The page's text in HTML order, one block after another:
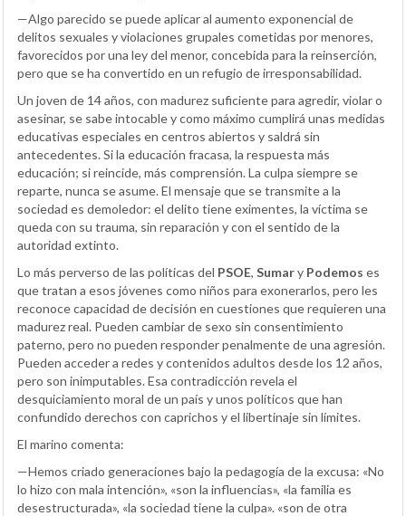
—Algo parecido se puede aplicar al aumento exponencial de
delitos sexuales y violaciones grupales cometidas por menores,
favorecidos por una ley del menor, concebida para la reinserción,
pero que se ha convertido en un refugio de irresponsabilidad.
Un joven de 14 años, con madurez suficiente para agredir, violar o
asesinar, se sabe intocable y como máximo cumplirá unas medidas
educativas especiales en centros abiertos y saldrá sin
antecedentes. Si la educación fracasa, la respuesta más
educación; si reincide, más comprensión. La culpa siempre se
reparte, nunca se asume. El mensaje que se transmite a la
sociedad es demoledor: el delito tiene eximentes, la víctima se
queda con su trauma, sin reparación y con el sentido de la
autoridad extinto.
Lo más perverso de las políticas del PSOE, Sumary Podemos es
que tratan a esos jóvenes como niños para exonerarlos, pero les
reconoce capacidad de decisión en cuestiones que requieren una
madurez real. Pueden cambiar de sexo sin consentimiento
paterno, pero no pueden responder penalmente de una agresión.
Pueden acceder a redes y contenidos adultos desde los 12 años,
pero son inimputables. Esa contradicción revela el
desquiciamiento moral de un país y unos políticos que han
confundido derechos con caprichos y el libertinaje sin límites.
El marino comenta:
—Hemos criado generaciones bajo la pedagogía de la excusa: «No
lo hizo con mala intención», «son la influencias», «la familia es
desestructurada», «la sociedad tiene la culpa». «son de otra